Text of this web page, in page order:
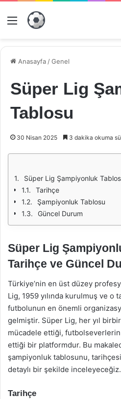
Menü
Anasayfa /Genel
Süper Lig
Tablosu
30 Nisan 2025 3 dakika okuma
Süper Lig Şampiyonluk
Tarihçe
Şampiyonluk Tablosu
Güncel Durum
Süper Lig
Tarihçe ve Güncel
Türkiye’nin en üst düzey
Lig, 1959 yılında kurulmuş ve o
futbolunun en önemli
gelmiştir. Süper Lig, her yıl
mücadele ettiği,
ettiği bir platformdur. Bu
şampiyonluk tablosunu,
detaylı bir şekilde inceleyeceğiz.
Tarihçe